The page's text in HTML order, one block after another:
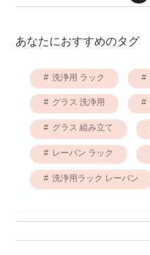
あなたにおすすめのタグ
洗浄用 ラック
グラス 洗浄用
グラス 組み立て
レーバン ラック
洗浄用ラック レーバン